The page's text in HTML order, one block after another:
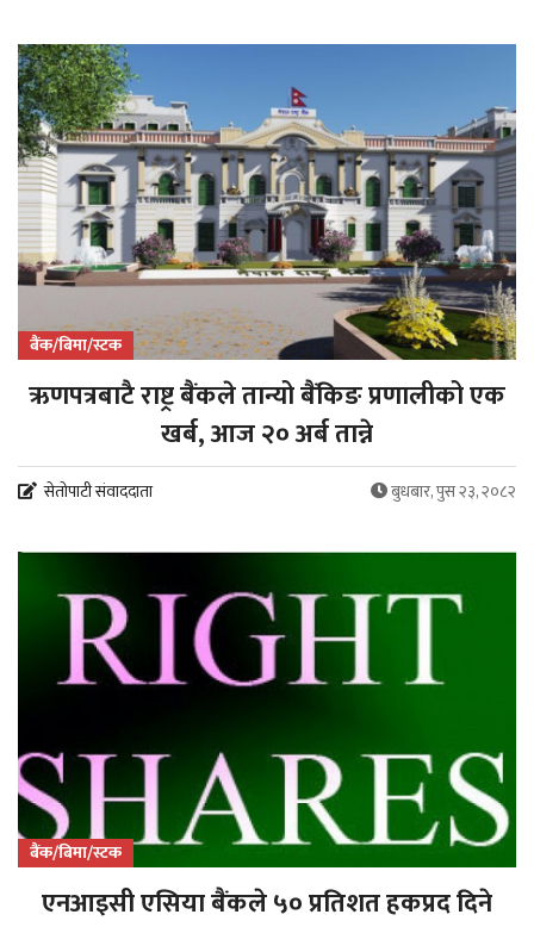
बैंक/बिमा/स्टक
ऋणपत्रबाटै राष्ट्र बैंकले तान्यो बैंकिङ प्रणालीको एक
खर्ब, आज २० अर्ब तान्ने
सेतोपाटी संवाददाता बुधबार, पुस २३, २०८२
बैंक/बिमा/स्टक
एनआइसी एसिया बैंकले ५० प्रतिशत हकप्रद दिने